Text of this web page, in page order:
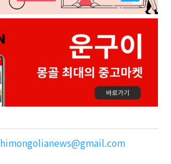
himongolianews@gmail.com